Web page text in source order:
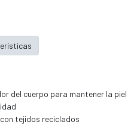
del cuerpo para mantener la piel
tejidos reciclados